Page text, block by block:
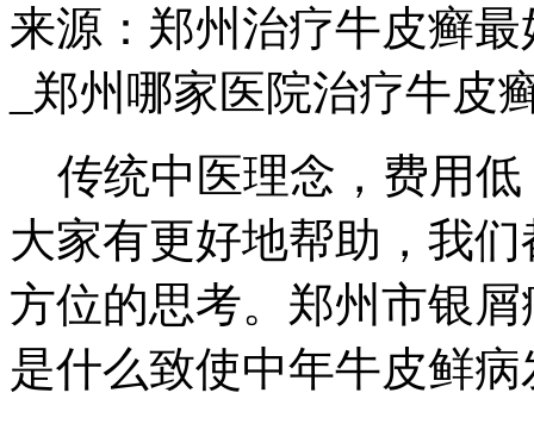
来源：郑州治疗牛皮癣
_郑州哪家医院治疗牛皮
传统中医理念，费用低
大家有更好地帮助，我
方位的思考。郑州市银
是什么致使中年牛皮鲜病